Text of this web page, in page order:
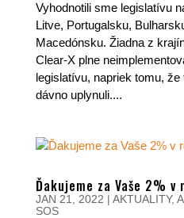
Vyhodnotili sme legislatívu
Litve, Portugalsku,
Macedónsku. Žiadna z
Clear-X plne
legislatívu, napriek tomu,
dávno uplynuli....
Ďakujeme za Vaše 2% v
JAN 21, 2022 | AKTUALITY,
SOS